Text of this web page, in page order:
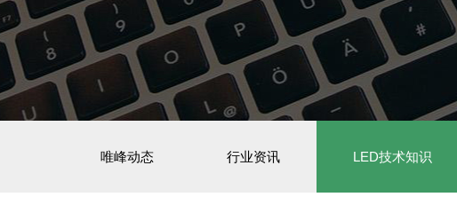
唯峰动态 行业资讯 LED技术知识